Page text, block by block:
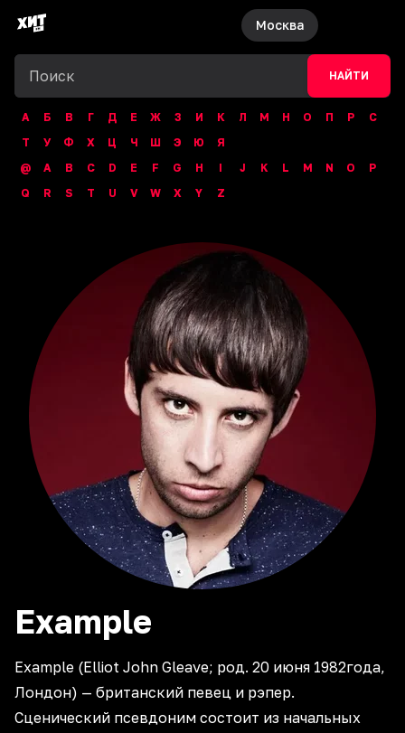
Москва
НАЙТИ
А Б В Г Д Е Ж З И К Л М Н О П Р
С
Т
У Ф Х Ц Ч Ш Э Ю
Я
@
A B C D E F G H I J K L M N O
P
Q
R S T U V W X Y Z
Example
Example (Elliot John Gleave; род. 20 июня 1982года,
Лондон) — британский певец и рэпер.
Сценический псевдоним состоит из начальных